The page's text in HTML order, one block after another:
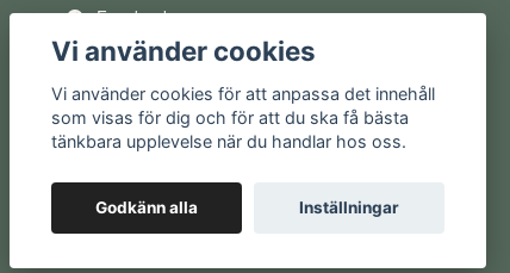
Facebook
Instagram
Vi använder cookies
Vi använder cookies för att anpassa det innehåll
som visas för dig och för att du ska få bästa
tänkbara upplevelse när du handlar hos oss.
Godkänn alla Inställningar